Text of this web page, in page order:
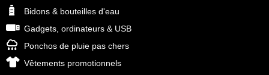
Bidons & bouteilles d'eau
Gadgets, ordinateurs & USB
Ponchos de pluie pas chers
Vêtements promotionnels